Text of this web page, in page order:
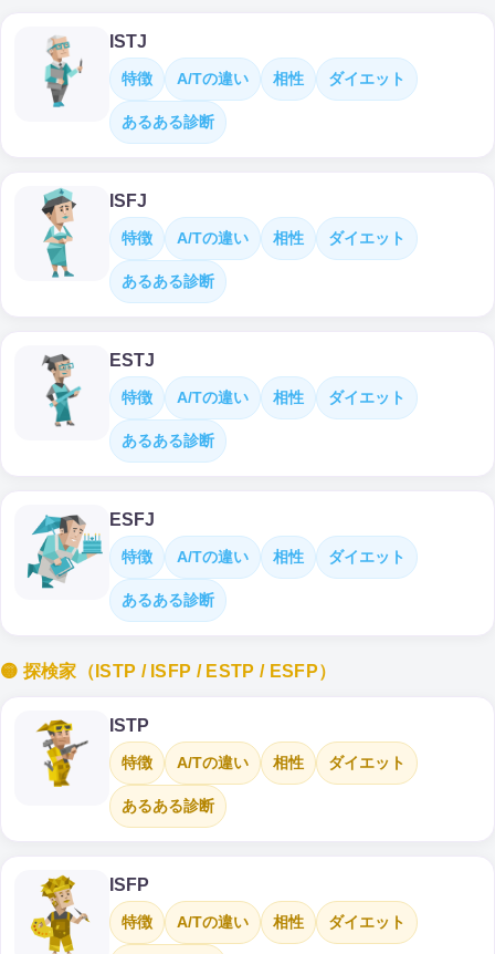
ISTJ
特徴 A/Tの違い 相性 ダイエット
あるある診断
ISFJ
特徴 A/Tの違い 相性 ダイエット
あるある診断
ESTJ
特徴 A/Tの違い 相性 ダイエット
あるある診断
ESFJ
特徴 A/Tの違い 相性 ダイエット
あるある診断
🟡 探検家（ISTP / ISFP / ESTP / ESFP）
ISTP
特徴 A/Tの違い 相性 ダイエット
あるある診断
ISFP
特徴 A/Tの違い 相性 ダイエット